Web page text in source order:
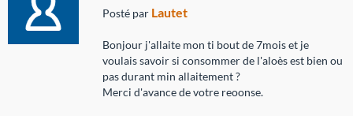
Posté par Lautet
Bonjour j'allaite mon ti bout de 7mois et je
voulais savoir si consommer de l'aloès est bien ou
pas durant min allaitement ?
Merci d'avance de votre reoonse.